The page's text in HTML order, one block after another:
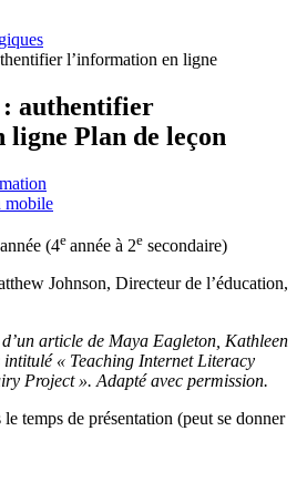
l’information en ligne
authentifier
ligne Plan de leçon
mobile
année (4e année à 2e secondaire)
Johnson, Directeur de l’éducation,
article de Maya Eagleton, Kathleen
« Teaching Internet Literacy
Project ». Adapté avec permission.
temps de présentation (peut se donner